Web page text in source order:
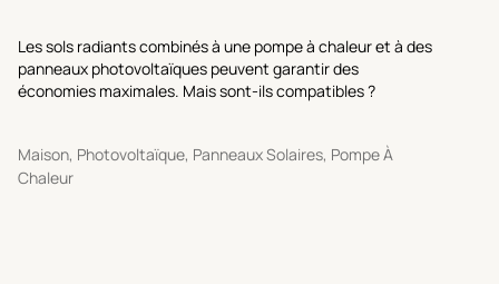
Les sols radiants combinés à une pompe à chaleur et à des
panneaux photovoltaïques peuvent garantir des
économies maximales. Mais sont-ils compatibles ?
Maison, Photovoltaïque, Panneaux Solaires, Pompe À
Chaleur